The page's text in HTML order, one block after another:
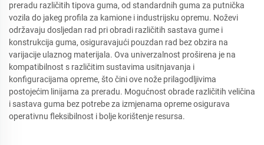
preradu različitih tipova guma, od standardnih guma za putnička
vozila do jakeg profila za kamione i industrijsku opremu. Noževi
održavaju dosljedan rad pri obradi različitih sastava gume i
konstrukcija guma, osiguravajući pouzdan rad bez obzira na
varijacije ulaznog materijala. Ova univerzalnost proširena je na
kompatibilnost s različitim sustavima usitnjavanja i
konfiguracijama opreme, što čini ove nože prilagodljivima
postojećim linijama za preradu. Mogućnost obrade različitih veličina
i sastava guma bez potrebe za izmjenama opreme osigurava
operativnu fleksibilnost i bolje korištenje resursa.